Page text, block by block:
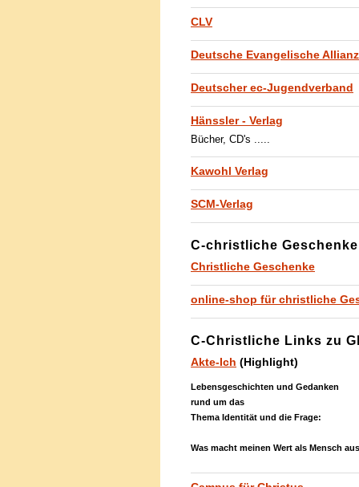
CLV
Deutsche Evangelische Allianz
Deutscher ec-Jugendverband
Hänssler - Verlag
Bücher, CD's .....
Kawohl Verlag
SCM-Verlag
C-christliche Geschenke
Christliche Geschenke
online-shop für christliche
C-Christliche Links zu
Akte-Ich (Highlight)
Lebensgeschichten und Gedanken
rund um das
Thema Identität und die Frage:
Was macht meinen Wert als Mensch